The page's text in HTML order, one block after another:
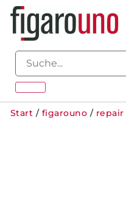
Start / figarouno / repair